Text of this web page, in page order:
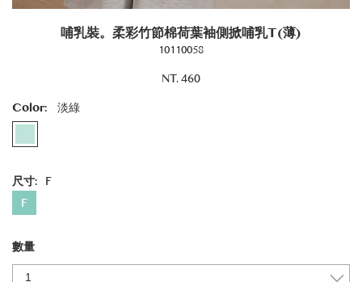
哺乳裝。柔彩竹節棉荷葉袖側掀哺乳T(薄)
10110058
NT. 460
Color:
淡綠
尺寸: F
F
數量